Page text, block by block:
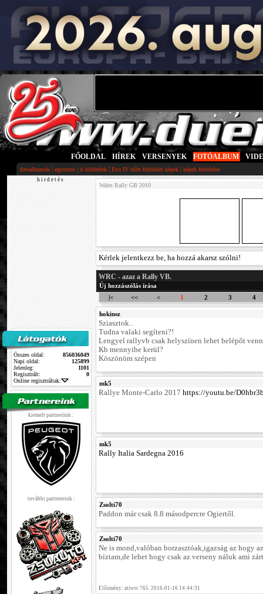
FŐOLDAL HÍREK VERSENYEK FOTÓALBUM
fotoalbumok | egysoros | ti küldtétek | Evo IV előtt feltöltött képek | képek feltöltése
h i r d e t é s
Összes oldal:
856036049
Napi oldal:
125899
Jelenleg:
1101
Regisztrált:
0
Online regisztráltak:
kiemelt partnerünk :
további partnereink :
Wales Rally GB 2010
Kérlek jelentkezz be, ha hozzá akarsz szólni!
WRC - azaz a Rally VB.
Új hozzászólás írása
|<
<< < 1 2 3 4
hokinsz
Sziasztok..
Tudna valaki segíteni?!
Lengyel rallyvb csak helyszínen lehet belépőt
Kb mennyibe kerül?
Köszönöm szépen
mk5
Rallye Monte-Carlo 2017 https://youtu.be/
mk5
Rally Italia Sardegna 2016
Zsolti70
Paddon már csak 8.8 másodpercre Ogiertől.
Zsolti70
Ne is mond,valóban borzasztóak,igazság az hogy
bíztam,de lehet hogy csak az verseny náluk ami
Előzmény: atiwrc 765. 2016-01-16 14:44:31